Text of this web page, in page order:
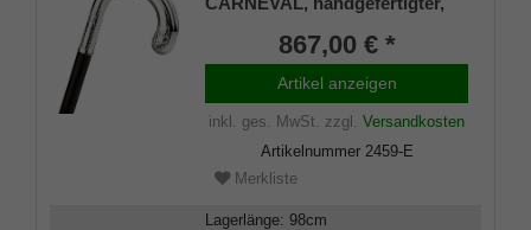
echtem 925/1000 Sterling
Silber, aufgesetzt auf einen
Stock aus edlem Makassar
Ebenholz, inklusiv
Schlankpuffer.
867,00 € *
Artikel anzeigen
inkl. ges. MwSt. zzgl. Versandkosten
Artikelnummer 2459-E
Merkliste
Lagerlänge: 98cm